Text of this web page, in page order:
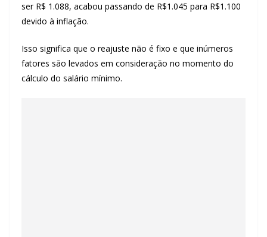
ser R$ 1.088, acabou passando de R$1.045 para R$1.100
devido à inflação.
Isso significa que o reajuste não é fixo e que inúmeros
fatores são levados em consideração no momento do
cálculo do salário mínimo.